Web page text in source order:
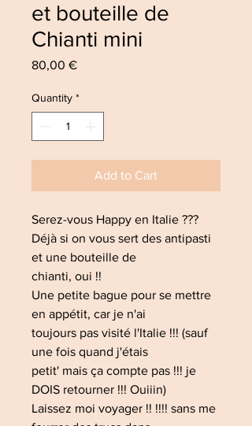
et bouteille de
Chianti mini
80,00 €Price
Quantity *
Add to Cart
Serez-vous Happy en Italie ???
Déjà si on vous sert des antipasti
et une bouteille de
chianti, oui !!
Une petite bague pour se mettre
en appétit, car je n'ai
toujours pas visité l'Italie !!! (sauf
une fois quand j'étais
petit' mais ça compte pas !!! je
DOIS retourner !!! Ouiiin)
Laissez moi voyager !! !!!! sans me